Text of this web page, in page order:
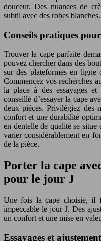
douceur. Des nuances de
subtil avec des robes blanches.
Conseils pratiques
Trouver la cape parfaite
pouvez chercher dans des
sur des plateformes en ligne
Commencez vos recherches
la place à des essayages
conseillé d’essayer la cape
deux pièces. Privilégiez des
confort et une durabilité
en dentelle de qualité se
varier considérablement en
de la pièce.
Porter la cape
pour le jour J
Une fois la cape choisie, il
impeccable le jour J. Des
un confort et une mise en
Essayages et